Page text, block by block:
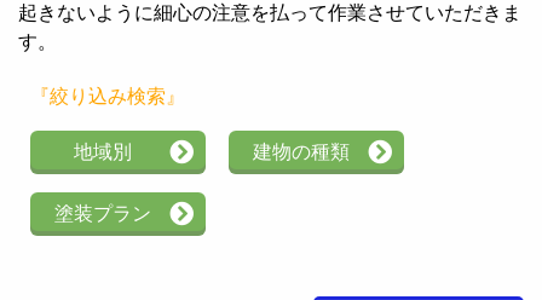
起きないように細心の注意を払って作業させていただきま
す。
『絞り込み検索』
地域別 建物の種類
塗装プラン